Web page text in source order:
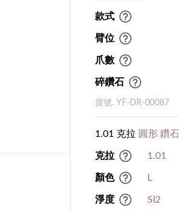
款式
臂位
爪數
碎鑽石
貨號. YF-DR-00087
1.01 克拉 圓形 鑽石
克拉 1.01
顏色 L
淨度 SI2